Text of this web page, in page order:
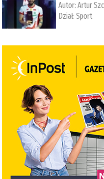
Autor:Artur
Dział:Sport